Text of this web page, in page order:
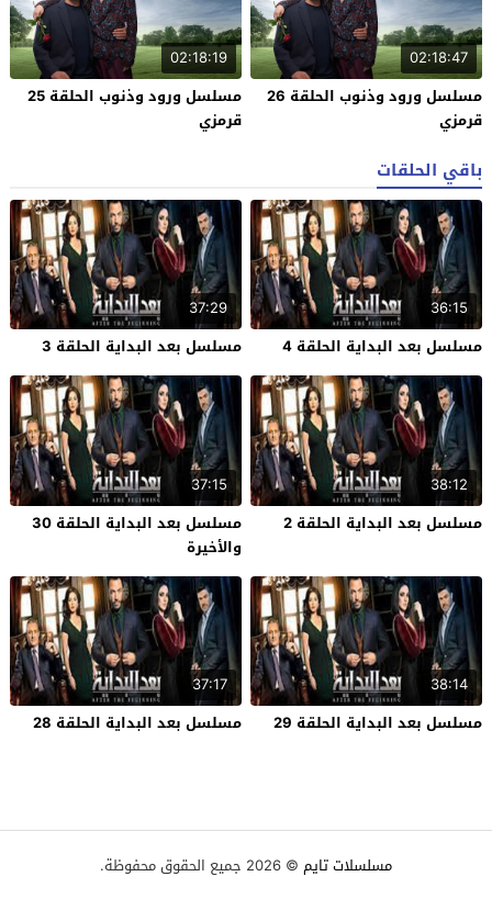
02:18:47
مسلسل ورود وذنوب الحلقة 26
قرمزي
02:18:19
مسلسل ورود وذنوب الحلقة 25
قرمزي
باقي الحلقات
36:15
مسلسل بعد البداية الحلقة 4
37:29
مسلسل بعد البداية الحلقة 3
38:12
مسلسل بعد البداية الحلقة 2
37:15
مسلسل بعد البداية الحلقة 30
والأخيرة
38:14
مسلسل بعد البداية الحلقة 29
37:17
مسلسل بعد البداية الحلقة 28
مسلسلات تايم © 2026 جميع الحقوق محفوظة.